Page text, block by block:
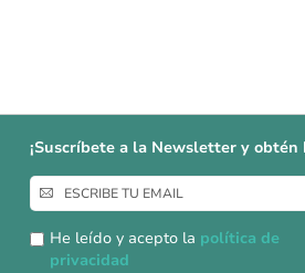
¡Suscríbete a la Newsletter y obtén
Inscríbase
a
nuestro
boletín
He leído y acepto la política de
privacidad